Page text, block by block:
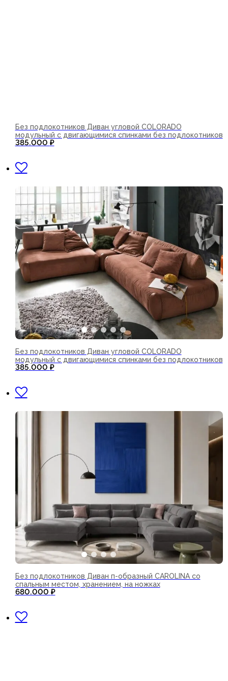
Без подлокотников Диван угловой COLORADO
модульный с двигающимися спинками без подлокотников
385.000 ₽
Без подлокотников Диван угловой COLORADO
модульный с двигающимися спинками без подлокотников
385.000 ₽
Без подлокотников Диван п-образный CAROLINA со
спальным местом, хранением, на ножках
680.000 ₽